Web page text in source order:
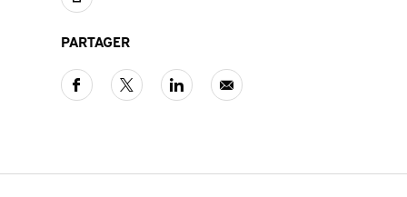
PARTAGER